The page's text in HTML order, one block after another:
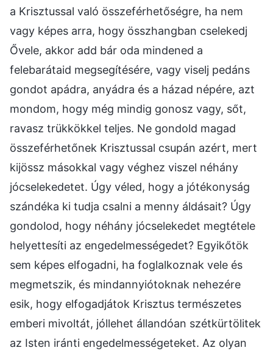
a Krisztussal való összeférhetőségre, ha nem
vagy képes arra, hogy összhangban cselekedj
Ővele, akkor add bár oda mindened a
felebarátaid megsegítésére, vagy viselj pedáns
gondot apádra, anyádra és a házad népére, azt
mondom, hogy még mindig gonosz vagy, sőt,
ravasz trükkökkel teljes. Ne gondold magad
összeférhetőnek Krisztussal csupán azért, mert
kijössz másokkal vagy véghez viszel néhány
jócselekedetet. Úgy véled, hogy a jótékonyság
szándéka ki tudja csalni a menny áldásait? Úgy
gondolod, hogy néhány jócselekedet megtétele
helyettesíti az engedelmességedet? Egyikőtök
sem képes elfogadni, ha foglalkoznak vele és
megmetszik, és mindannyiótoknak nehezére
esik, hogy elfogadjátok Krisztus természetes
emberi mivoltát, jóllehet állandóan szétkürtölitek
az Isten iránti engedelmességeteket. Az olyan